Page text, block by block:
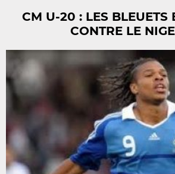
CM U-20 : LES BLEUETS
CONTRE LE